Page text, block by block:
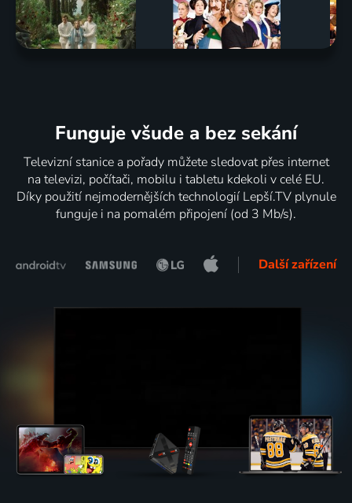
Funguje všude a bez sekání
Televizní stanice a pořady můžete sledovat přes internet
na televizi, počítači, mobilu i tabletu kdekoli v celé EU.
Díky použití nejmodernějších technologií Lepší.TV plynule
funguje i na pomalém připojení (od 3 Mb/s).
Další zařízení